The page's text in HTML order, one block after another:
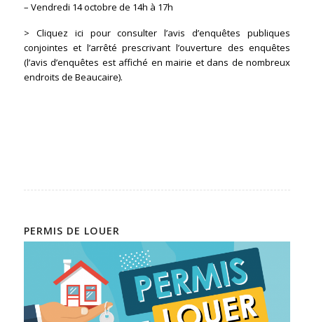
– Vendredi 14 octobre de 14h à 17h
> Cliquez ici pour consulter l’avis d’enquêtes publiques
conjointes et l’arrêté prescrivant l’ouverture des enquêtes
(l’avis d’enquêtes est affiché en mairie et dans de nombreux
endroits de Beaucaire).
PERMIS DE LOUER